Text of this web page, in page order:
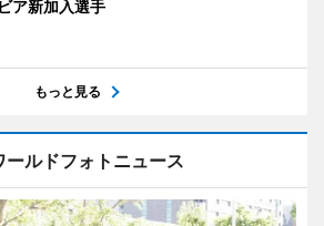
ア新加入選手
もっと見る
ールドフォトニュース